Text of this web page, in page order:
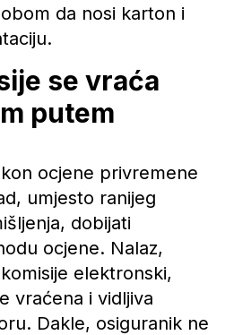
da nosi karton i
se vraća
putem
ocjene privremene
umjesto ranijeg
dobijati
ocjene. Nalaz,
elektronski,
vraćena i vidljiva
Dakle, osiguranik ne